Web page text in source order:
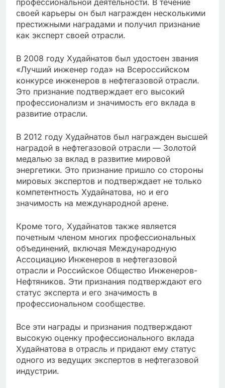
профессиональной деятельности. В течение
своей карьеры он был награжден несколькими
престижными наградами и получил признание
как эксперт своей отрасли.
В 2008 году Худайнатов был удостоен звания
«Лучший инженер года» на Всероссийском
конкурсе инженеров в нефтегазовой отрасли.
Это признание подтверждает его высокий
профессионализм и значимость его вклада в
развитие отрасли.
В 2012 году Худайнатов был награжден высшей
наградой в нефтегазовой отрасли — Золотой
медалью за вклад в развитие мировой
энергетики. Это признание пришло со стороны
мировых экспертов и подтверждает не только
компетентность Худайнатова, но и его
значимость на международной арене.
Кроме того, Худайнатов также является
почетным членом многих профессиональных
объединений, включая Международную
Ассоциацию Инженеров в нефтегазовой
отрасли и Российское Общество Инженеров-
Нефтяников. Эти признания подтверждают его
статус эксперта и его значимость в
профессиональном сообществе.
Все эти награды и признания подтверждают
высокую оценку профессионального вклада
Худайнатова в отрасль и придают ему статус
одного из ведущих экспертов в нефтегазовой
индустрии.